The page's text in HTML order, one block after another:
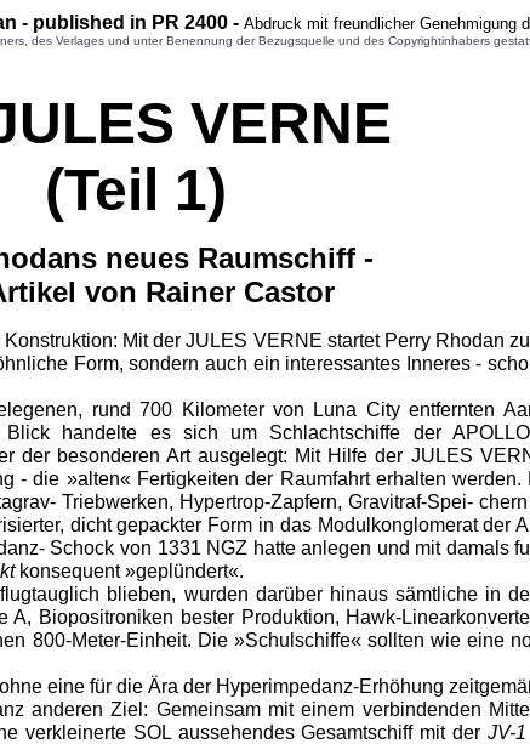
- published in PR 2400 - Abdruck mit freundlicher Genehmigung
des Verlages und unter Benennung der Bezugsquelle und des Copyrightinhabers
VERNE
(Teil 1)
neues Raumschiff -
von Rainer Castor
Mit der JULES VERNE startet Perry Rhodan
Form, sondern auch ein interessantes Inneres -
rund 700 Kilometer von Luna City entfernten
handelte es sich um Schlachtschiffe der
der besonderen Art ausgelegt: Mit Hilfe der JULES
- die »alten« Fertigkeiten der Raumfahrt erhalten
Triebwerken, Hypertrop-Zapfern, Gravitraf-Spei-
dicht gepackter Form in das Modulkonglomerat der
Schock von 1331 NGZ hatte anlegen und mit damals
konsequent »geplündert«.
blieben, wurden darüber hinaus sämtliche in
A, Biopositroniken bester Produktion, Hawk-
800-Meter-Einheit. Die »Schulschiffe« sollten wie eine
eine für die Ära der Hyperimpedanz-Erhöhung
anderen Ziel: Gemeinsam mit einem verbindenden
verkleinerte SOL aussehendes Gesamtschiff mit der JV-1